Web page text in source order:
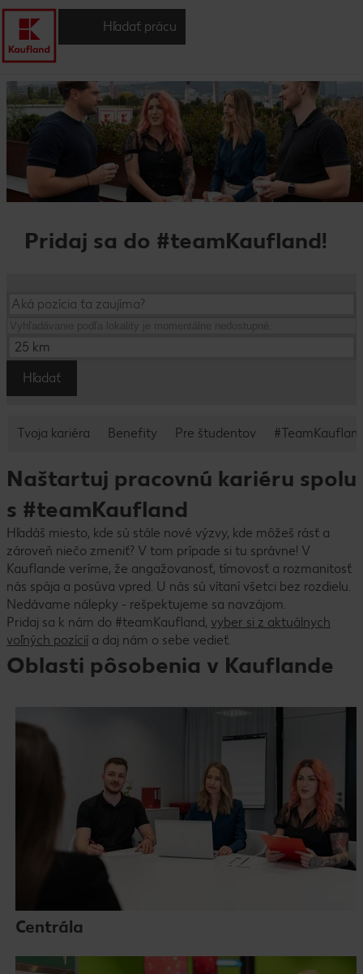
Hľadať prácu
Pridaj sa do #teamKaufland!
25 km
Hľadať
Tvoja kariéra Benefity Pre študentov
Naštartuj pracovnú kariéru spolu
s #teamKaufland
Hľadáš miesto, kde sú stále nové výzvy, kde môžeš rásť a
zároveň niečo zmeniť? V tom prípade si tu správne! V
Kauflande veríme, že angažovanosť, tímovosť a rozmanitosť
nás spája a posúva vpred. U nás sú vítaní všetci bez rozdielu.
Nedávame nálepky - rešpektujeme sa navzájom.
Pridaj sa k nám do #teamKaufland, vyber si z aktuálnych
voľných pozícií a daj nám o sebe vedieť.
Oblasti pôsobenia v Kauflande
Centrála